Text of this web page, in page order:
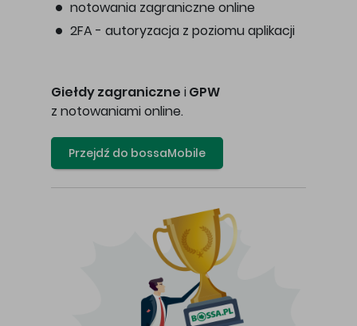
notowania zagraniczne online
2FA - autoryzacja z poziomu aplikacji
Giełdy zagraniczne i GPW
z notowaniami online.
Przejdź do bossaMobile